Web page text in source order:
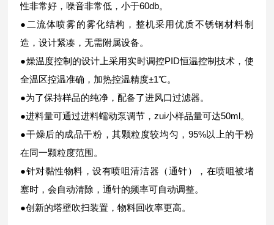
性非常好，噪音非常低，小于60db。
●二流体喷雾的雾化结构，整机采用优质不锈钢材料制
造，设计紧凑，无需附属设备。
●燥温度控制的设计上采用实时调控PID恒温控制技术，使
全温区控温准确，加热控温精度±1℃。
●为了保持样品的纯净，配备了进风口过滤器。
●进料量可通过进料蠕动泵调节，zui小样品量可达50ml。
●干燥后的成品干粉，其颗粒度较均匀，95%以上的干粉
在同一颗粒度范围。
●针对黏性物料，设有喷咀清洁器（通针），在喷咀被堵
塞时，会自动清除，通针的频率可自动调整。
●创新的塔壁吹扫装置，物料回收率更高。